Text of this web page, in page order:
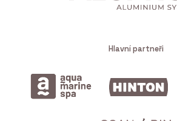
Hlavní partneři